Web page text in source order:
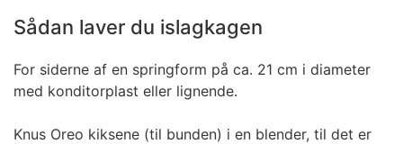
Sådan laver du islagkagen
For siderne af en springform på ca. 21 cm i diameter
med konditorplast eller lignende.
Knus Oreo kiksene (til bunden) i en blender, til det er